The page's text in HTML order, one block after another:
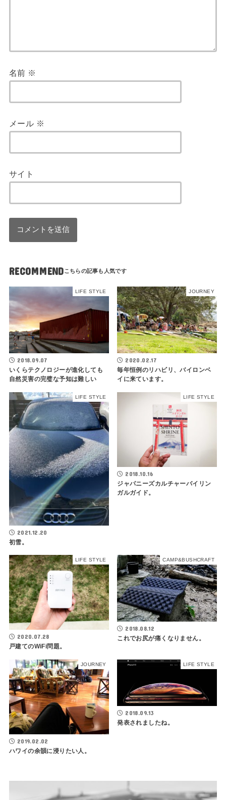
名前 ※
メール ※
サイト
RECOMMEND
LIFE STYLE
2018.09.07
いくらテクノロジーが進化しても
自然災害の完璧な予知は難しい
JOURNEY
2020.02.17
毎年恒例のリハビリ、バイロンベ
イに来ています。
LIFE STYLE
2021.12.20
初雪。
LIFE STYLE
2018.10.16
ジャパニーズカルチャーバイリン
ガルガイド。
LIFE STYLE
2020.07.28
戸建てのWiFi問題。
CAMP&BUSHCRAFT
2018.08.12
これでお尻が痛くなりません。
JOURNEY
2019.02.02
ハワイの余韻に浸りたい人。
LIFE STYLE
2018.09.13
発表されましたね。